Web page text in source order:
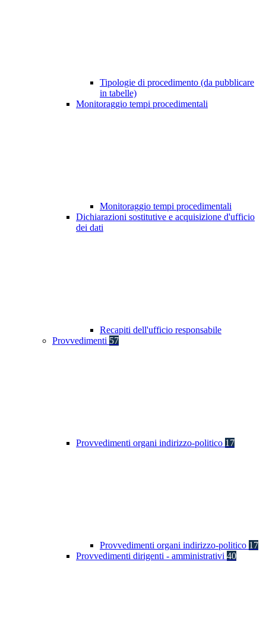
Tipologie di procedimento (da pubblicare
in tabelle)
Monitoraggio tempi procedimentali
Monitoraggio tempi procedimentali
Dichiarazioni sostitutive e acquisizione d'ufficio
dei dati
Recapiti dell'ufficio responsabile
Provvedimenti 57
Provvedimenti organi indirizzo-politico 17
Provvedimenti organi indirizzo-politico 17
Provvedimenti dirigenti - amministrativi 40